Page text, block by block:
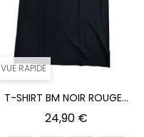
VUE RAPIDE
T-SHIRT BM NOIR ROUGE...
24,90 €Prix